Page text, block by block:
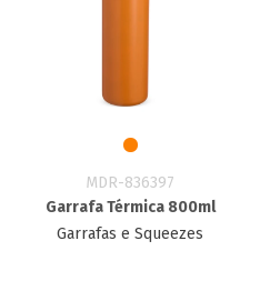
MDR-836397
Garrafa Térmica 800ml
Garrafas e Squeezes